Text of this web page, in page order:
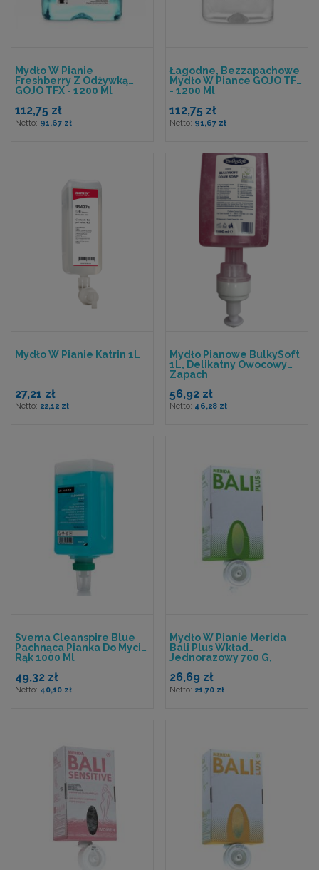
Mydło W Pianie
Freshberry Z Odżywką
GOJO TFX - 1200 Ml
112,75 zł
91,67 zł
Łagodne, Bezzapachowe
Mydło W Piance GOJO TFX
- 1200 Ml
112,75 zł
91,67 zł
Mydło W Pianie Katrin 1L
27,21 zł
22,12 zł
Mydło Pianowe BulkySoft
1L, Delikatny Owocowy
Zapach
56,92 zł
46,28 zł
Svema Cleanspire Blue
Pachnąca Pianka Do Mycia
Rąk 1000 Ml
49,32 zł
40,10 zł
Mydło W Pianie Merida
Bali Plus Wkład
Jednorazowy 700 G,
26,69 zł
21,70 zł